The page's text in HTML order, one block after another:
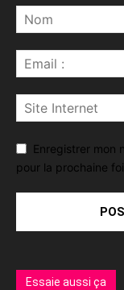
Enregistrer mon
pour la prochaine
Essaie aussi ça